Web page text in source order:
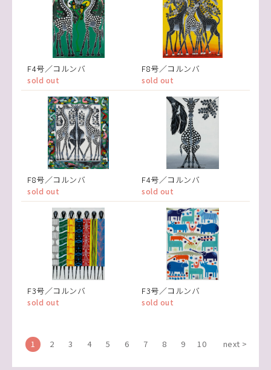
F4号／コルンバ
sold out
F8号／コルンバ
sold out
F8号／コルンバ
sold out
F4号／コルンバ
sold out
F3号／コルンバ
sold out
F3号／コルンバ
sold out
1 2 3 4 5 6 7 8 9 10 next >